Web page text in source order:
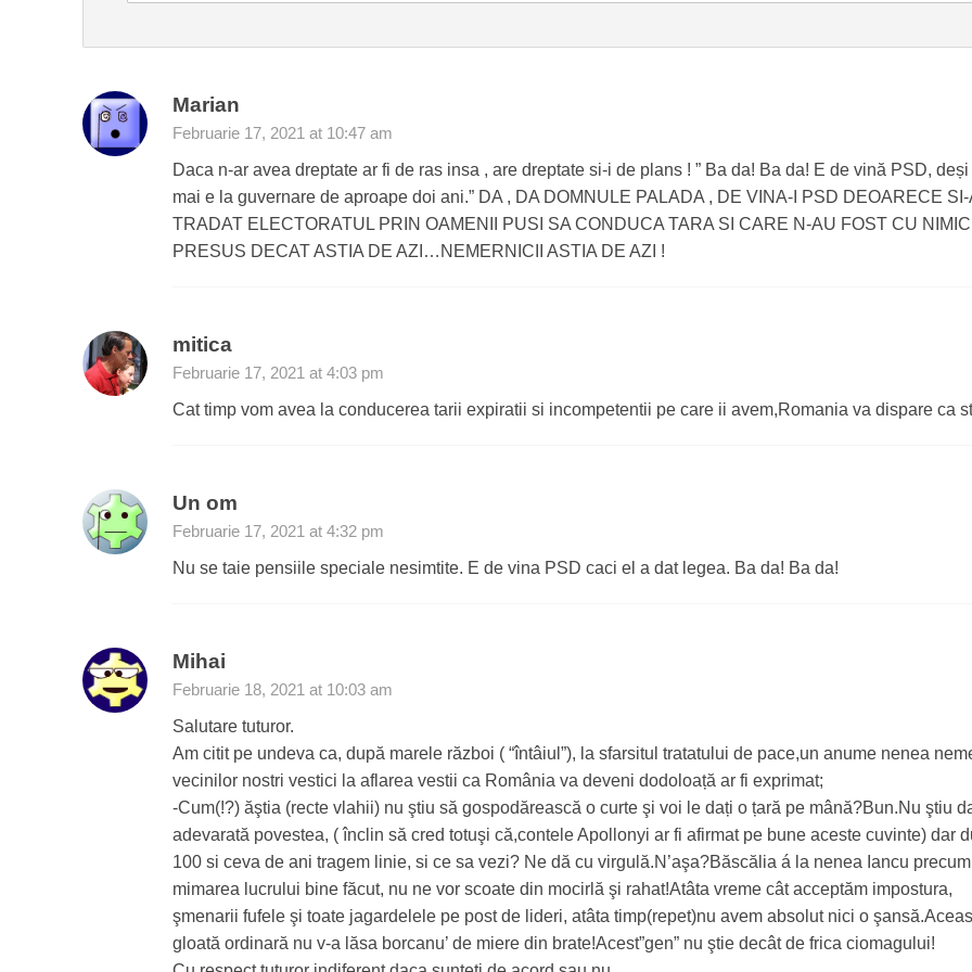
Marian
Februarie 17, 2021 at 10:47 am
Daca n-ar avea dreptate ar fi de ras insa , are dreptate si-i de plans ! ” Ba da! Ba da! E de vină PSD, deși
mai e la guvernare de aproape doi ani.” DA , DA DOMNULE PALADA , DE VINA-I PSD DEOARECE SI-
TRADAT ELECTORATUL PRIN OAMENII PUSI SA CONDUCA TARA SI CARE N-AU FOST CU
PRESUS DECAT ASTIA DE AZI…NEMERNICII ASTIA DE AZI !
mitica
Februarie 17, 2021 at 4:03 pm
Cat timp vom avea la conducerea tarii expiratii si incompetentii pe care ii avem,Romania va dispare ca
Un om
Februarie 17, 2021 at 4:32 pm
Nu se taie pensiile speciale nesimtite. E de vina PSD caci el a dat legea. Ba da! Ba da!
Mihai
Februarie 18, 2021 at 10:03 am
Salutare tuturor.
Am citit pe undeva ca, după marele război ( “întâiul”), la sfarsitul tratatului de pace,un anume nenea
vecinilor nostri vestici la aflarea vestii ca România va deveni dodoloață ar fi exprimat;
-Cum(!?) ăştia (recte vlahii) nu ştiu să gospodărească o curte şi voi le dați o țară pe mână?Bun.Nu ştiu
adevarată povestea, ( înclin să cred totuşi că,contele Apollonyi ar fi afirmat pe bune aceste cuvinte) dar
100 si ceva de ani tragem linie, si ce sa vezi? Ne dă cu virgulă.N’aşa?Băscălia á la nenea Iancu
mimarea lucrului bine făcut, nu ne vor scoate din mocirlă şi rahat!Atâta vreme cât acceptăm impostura,
şmenarii fufele şi toate jagardelele pe post de lideri, atâta timp(repet)nu avem absolut nici o
gloată ordinară nu v-a lăsa borcanu’ de miere din brate!Acest”gen” nu ştie decât de frica ciomagului!